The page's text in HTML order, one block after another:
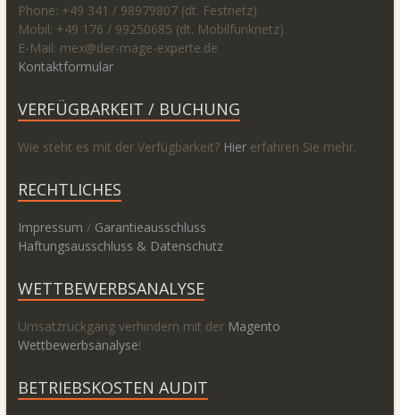
Phone: +49 341 / 98979807 (dt. Festnetz)
Mobil: +49 176 / 99250685 (dt. Mobilfunknetz)
E-Mail: mex@der-mage-experte.de
Kontaktformular
VERFÜGBARKEIT / BUCHUNG
Wie steht es mit der Verfügbarkeit? Hiererfahren Sie mehr.
RECHTLICHES
Impressum / Garantieausschluss
Haftungsausschluss & Datenschutz
WETTBEWERBSANALYSE
Umsatzrückgang verhindern mit der Magento
Wettbewerbsanalyse!
BETRIEBSKOSTEN AUDIT